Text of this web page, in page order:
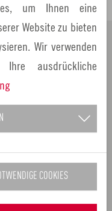
um Ihnen eine
Website zu bieten
Wir verwenden
Ihre ausdrückliche
COOKIES